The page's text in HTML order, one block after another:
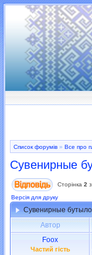
Список форумів » Все про
Сувенирные
Сторінка 2 з
Версія для друку
Сувенирные
Автор
Foox
Частий гість